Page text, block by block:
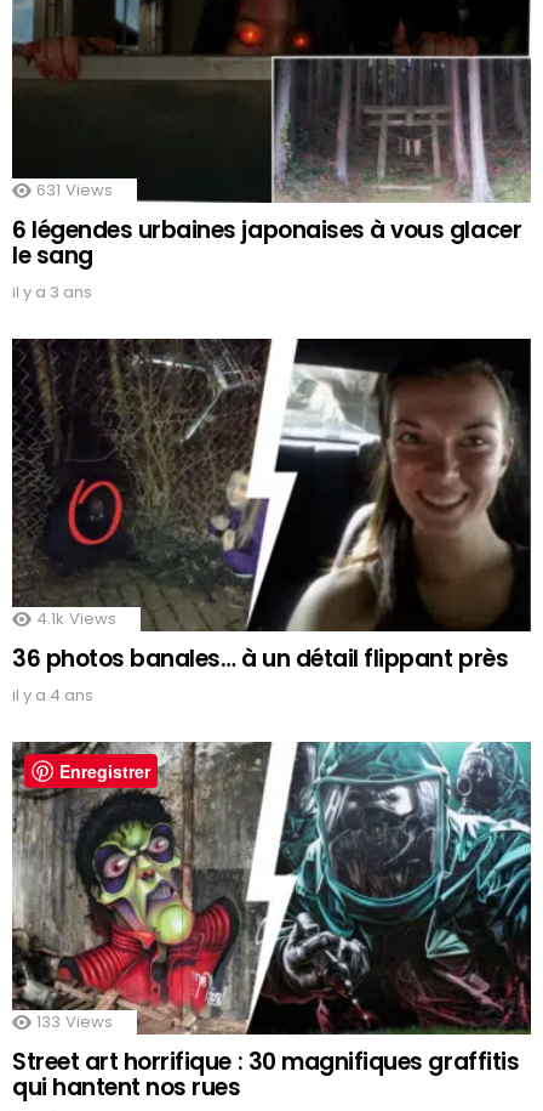
631 Views
6 légendes urbaines japonaises à vous glacer
le sang
il y a 3 ans
4.1k Views
36 photos banales… à un détail flippant près
il y a 4 ans
133 Views
Street art horrifique : 30 magnifiques graffitis
qui hantent nos rues
Enregistrer